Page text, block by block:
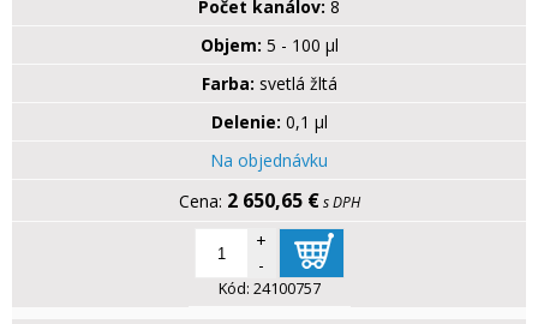
Počet kanálov: 8
Objem: 5 - 100 µl
Farba: svetlá žltá
Delenie: 0,1 µl
Na objednávku
2 650,65 € s DPH
+
-
Kód: 24100757